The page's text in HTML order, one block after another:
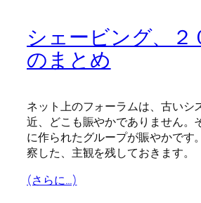
シェービング、２
のまとめ
ネット上のフォーラムは、古いシ
近、どこも賑やかでありません。
に作られたグループが賑やかです
察した、主観を残しておきます。
(さらに…)